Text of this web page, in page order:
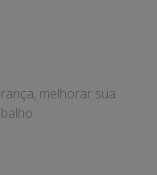
melhorar sua